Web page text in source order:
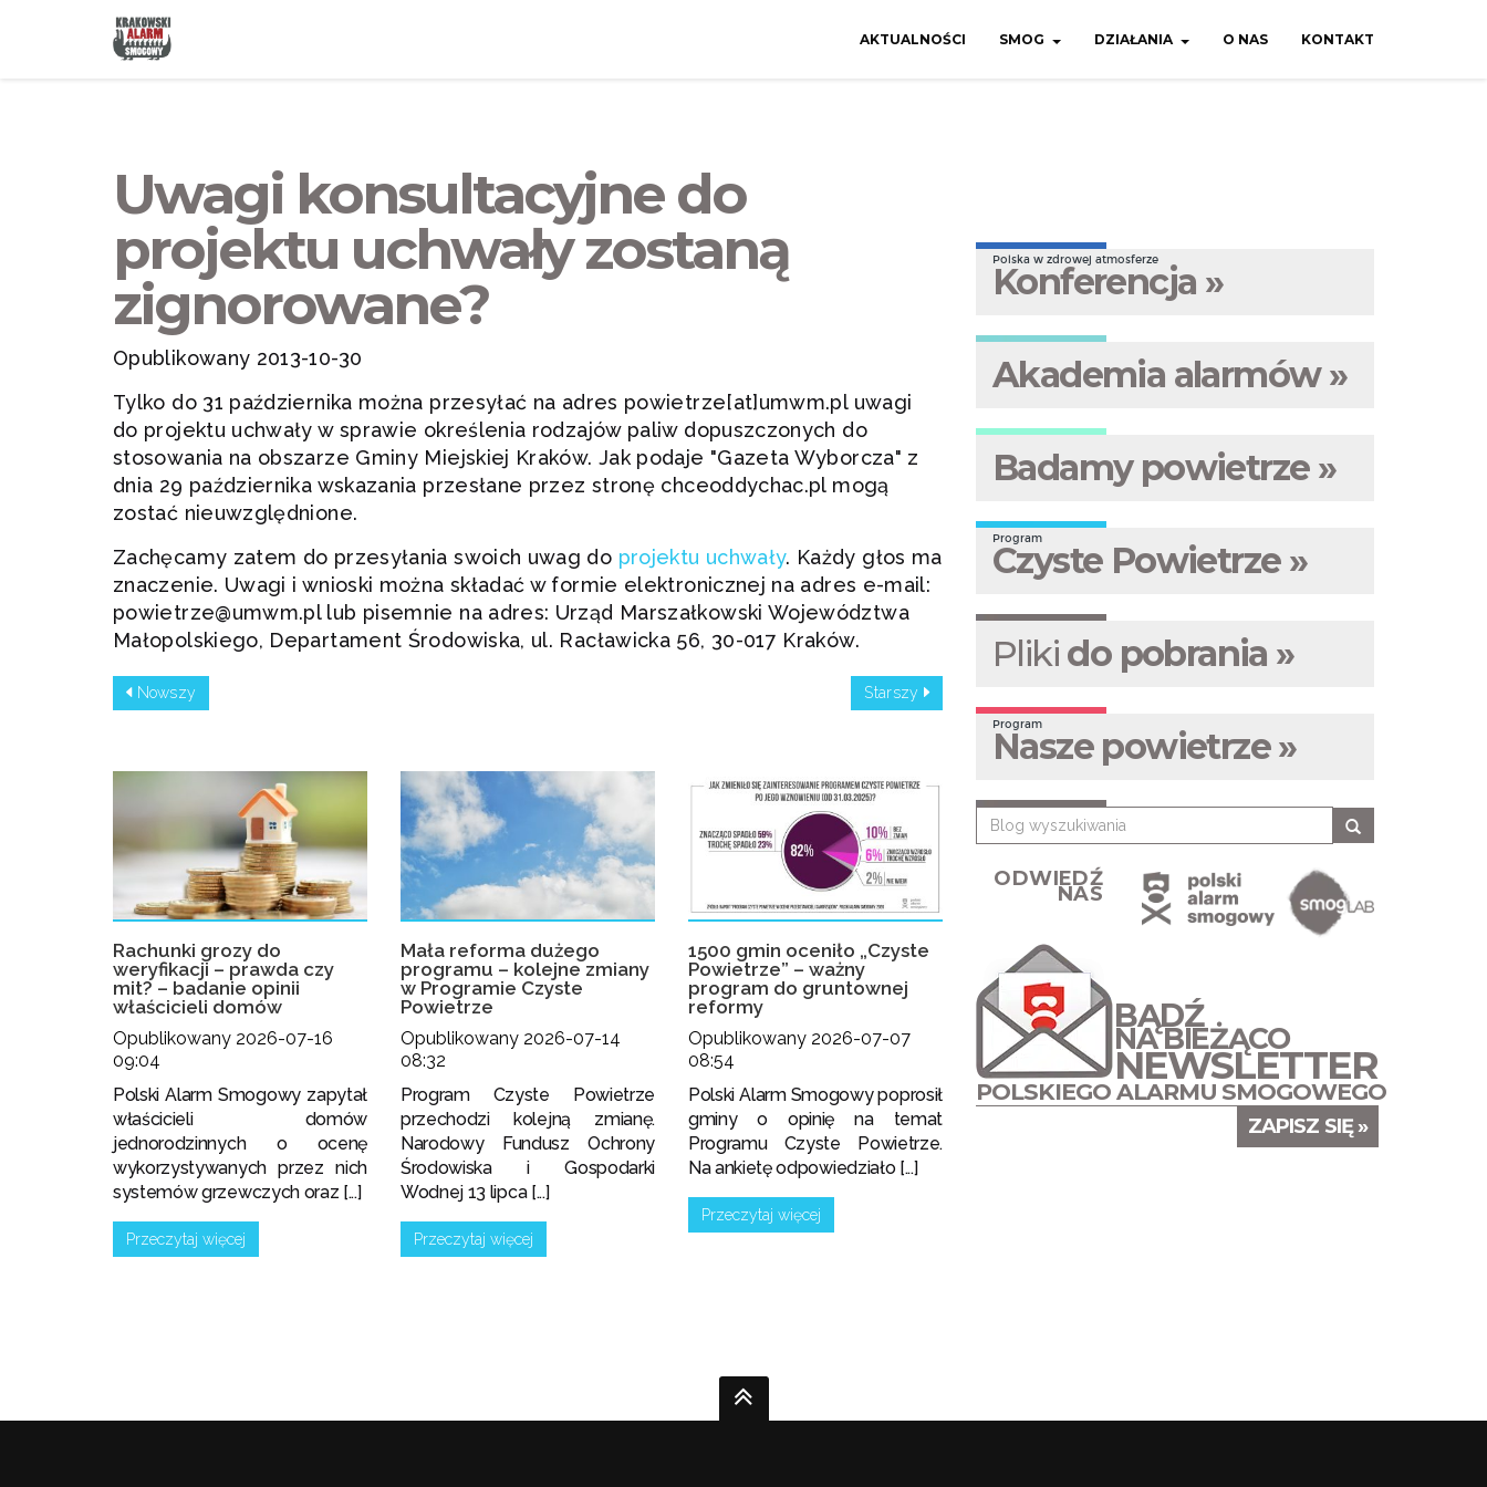
AKTUALNOŚCI SMOG DZIAŁANIA O NAS KONTAKT
Uwagi konsultacyjne do
projektu uchwały zostaną
zignorowane?
Opublikowany 2013-10-30
Tylko do 31 października można przesyłać na adres powietrze[at]umwm.pl uwagi
do projektu uchwały w sprawie określenia rodzajów paliw dopuszczonych do
stosowania na obszarze Gminy Miejskiej Kraków. Jak podaje "Gazeta Wyborcza" z
dnia 29 października wskazania przesłane przez stronę chceoddychac.pl mogą
zostać nieuwzględnione.
Zachęcamy zatem do przesyłania swoich uwag do projektu uchwały. Każdy głos ma
znaczenie. Uwagi i wnioski można składać w formie elektronicznej na adres e-mail:
powietrze@umwm.pllub pisemnie na adres: Urząd Marszałkowski Województwa
Małopolskiego, Departament Środowiska, ul. Racławicka 56, 30-017 Kraków.
Nowszy Starszy
Rachunki grozy do
weryfikacji – prawda czy
mit? – badanie opinii
właścicieli domów
Opublikowany 2026-07-16
09:04
Polski Alarm Smogowy zapytał
właścicieli domów
jednorodzinnych o ocenę
wykorzystywanych przez nich
systemów grzewczych oraz [...]
Przeczytaj więcej
Mała reforma dużego
programu – kolejne zmiany
w Programie Czyste
Powietrze
Opublikowany 2026-07-14
08:32
Program Czyste Powietrze
przechodzi kolejną zmianę.
Narodowy Fundusz Ochrony
Środowiska i Gospodarki
Wodnej 13 lipca [...]
Przeczytaj więcej
1500 gmin oceniło „Czyste
Powietrze” – ważny
program do gruntownej
reformy
Opublikowany 2026-07-07
08:54
Polski Alarm Smogowy poprosił
gminy o opinię na temat
Programu Czyste Powietrze.
Na ankietę odpowiedziało [...]
Przeczytaj więcej
Polska w zdrowej atmosferze
Konferencja »
Akademia alarmów »
Badamy powietrze »
Program
Czyste Powietrze »
Pliki do pobrania »
Program
Nasze powietrze »
ODWIEDŹ
NAS
BĄDŹ
NA BIEŻĄCO
NEWSLETTER
POLSKIEGO ALARMU SMOGOWEGO
ZAPISZ SIĘ »